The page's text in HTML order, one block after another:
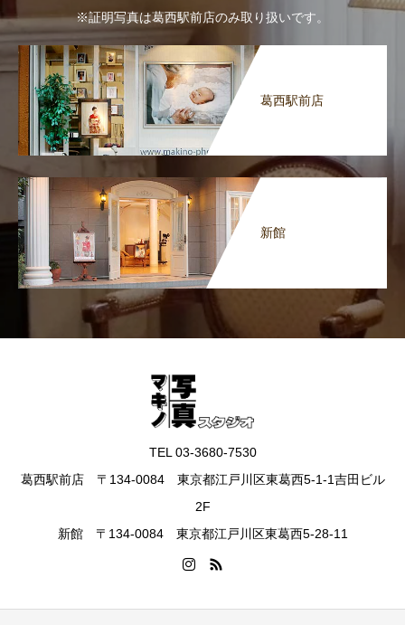
※証明写真は葛西駅前店のみ取り扱いです。
葛西駅前店
新館
TEL 03-3680-7530
葛西駅前店 〒134-0084 東京都江戸川区東葛西5-1-1吉田ビル
2F
新館 〒134-0084 東京都江戸川区東葛西5-28-11